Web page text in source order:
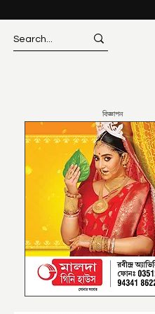
বিজ্ঞাপন